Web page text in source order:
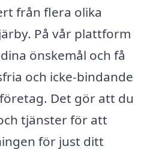
från flera olika
På vår plattform
önskemål och få
och icke-bindande
Det gör att du
tjänster för att
för just ditt